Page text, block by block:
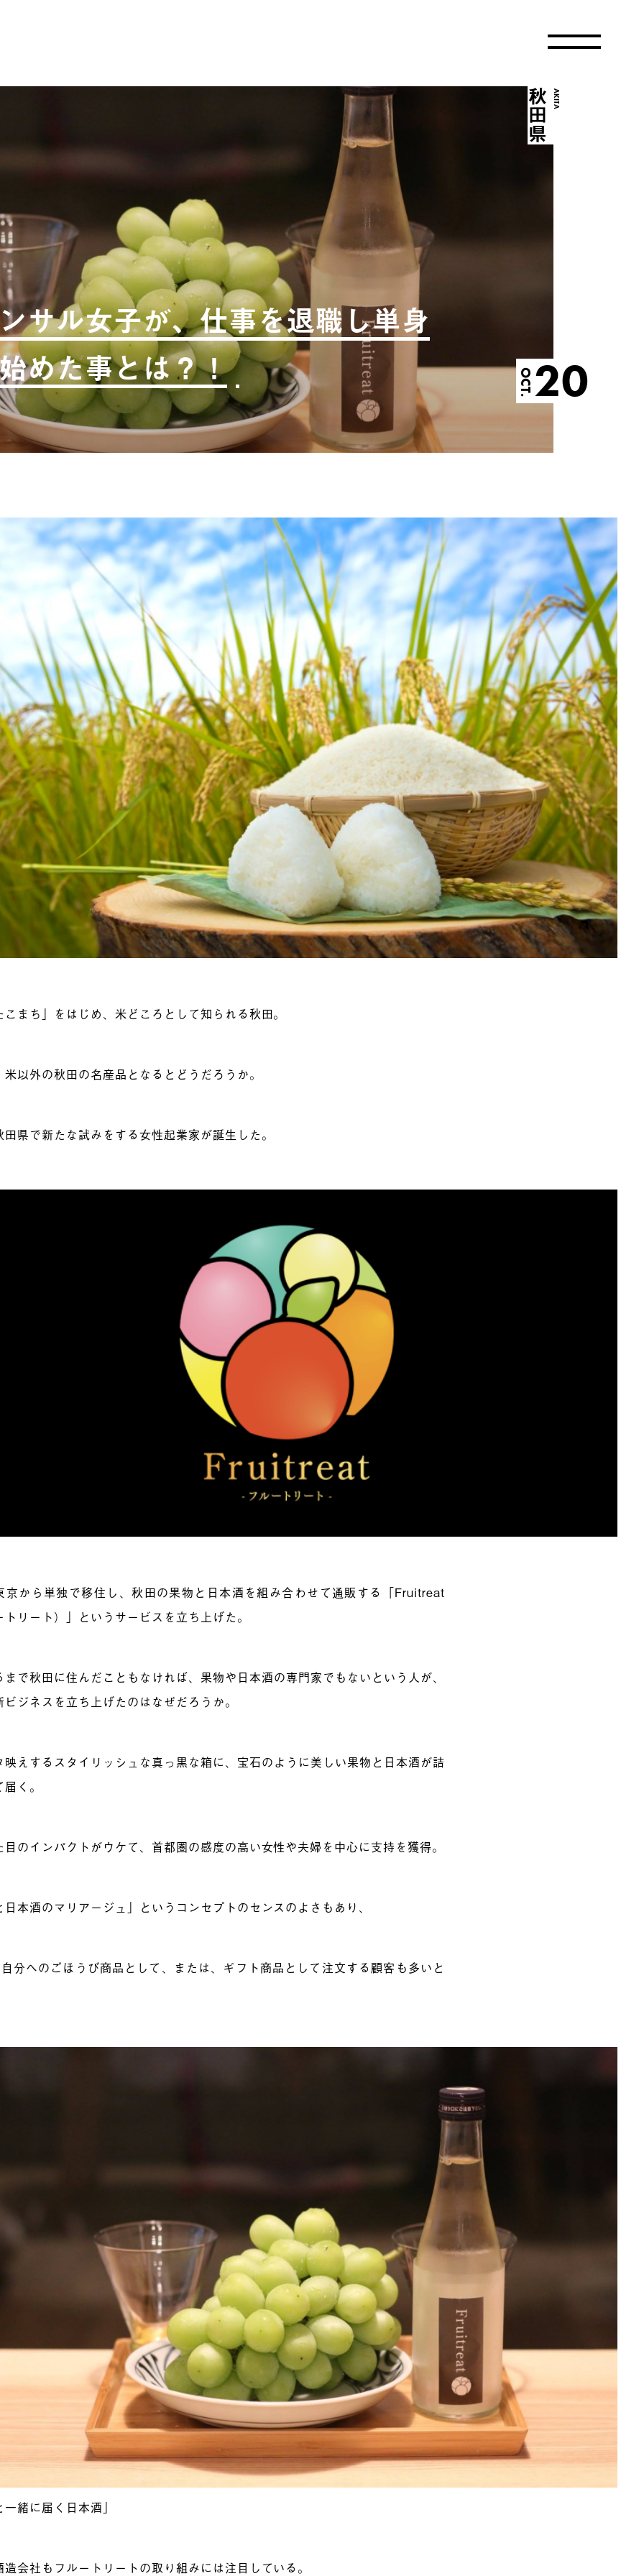
サル女子が、仕事を退職し単身
めた事とは？！
OCT.20
AKITA
秋田県
まち」をはじめ、米どころとして知られる秋田。
以外の秋田の名産品となるとどうだろうか。
県で新たな試みをする女性起業家が誕生した。
京から単独で移住し、秋田の果物と日本酒を組み合わせて通販する「Fruitreat
リート）」というサービスを立ち上げた。
まで秋田に住んだこともなければ、果物や日本酒の専門家でもないという人が、
ジネスを立ち上げたのはなぜだろうか。
映えするスタイリッシュな真っ黒な箱に、宝石のように美しい果物と日本酒が詰
く。
目のインパクトがウケて、首都圏の感度の高い女性や夫婦を中心に支持を獲得。
日本酒のマリアージュ」というコンセプトのセンスのよさもあり、
分へのごほうび商品として、または、ギフト商品として注文する顧客も多いと
緒に届く日本酒」
会社もフルートリートの取り組みには注目している。